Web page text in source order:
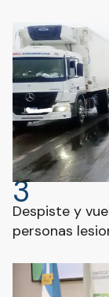
3
Despiste y
personas